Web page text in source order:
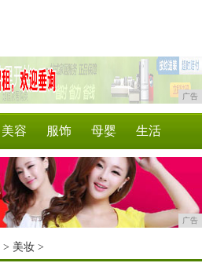
广告
美容 服饰 母婴 生活
商讯 消费 微商
广告
> 美妆 >